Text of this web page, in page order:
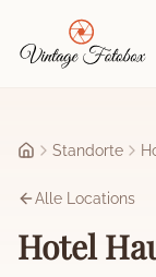
Startseite
Standorte
Alle Locations
Hotel